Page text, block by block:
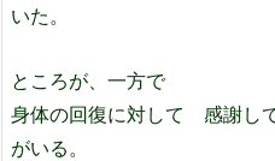
いた。
ところが、一方で
身体の回復に対して 感謝し
がいる。